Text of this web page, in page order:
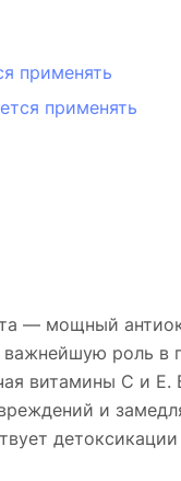
применять
применять
— мощный
роль в
витамины C и
и